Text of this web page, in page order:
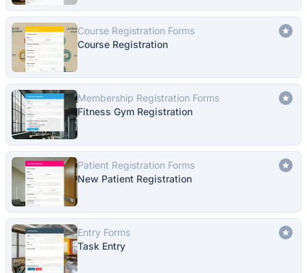
Course Registration Forms
Course Registration
Membership Registration Forms
Fitness Gym Registration
Patient Registration Forms
New Patient Registration
Entry Forms
Task Entry